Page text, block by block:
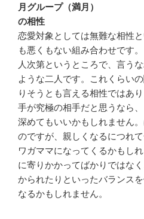
月グループ（満月）
の相性
恋愛対象としては無難な相性
も悪くもない組み合わせです
人次第というところで、言う
ような二人です。これくらい
りそうとも言える相性ではあ
手が究極の相手だと思うなら
深めてもいいかもしれません
のですが、親しくなるにつれ
ワガママになってくるかもし
に寄りかかってばかりではな
かられたりといったバランス
なるかもしれません。